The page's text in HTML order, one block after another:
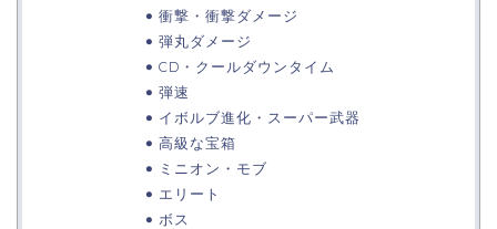
衝撃・衝撃ダメージ
弾丸ダメージ
CD・クールダウンタイム
弾速
イボルブ進化・スーパー武器
高級な宝箱
ミニオン・モブ
エリート
ボス